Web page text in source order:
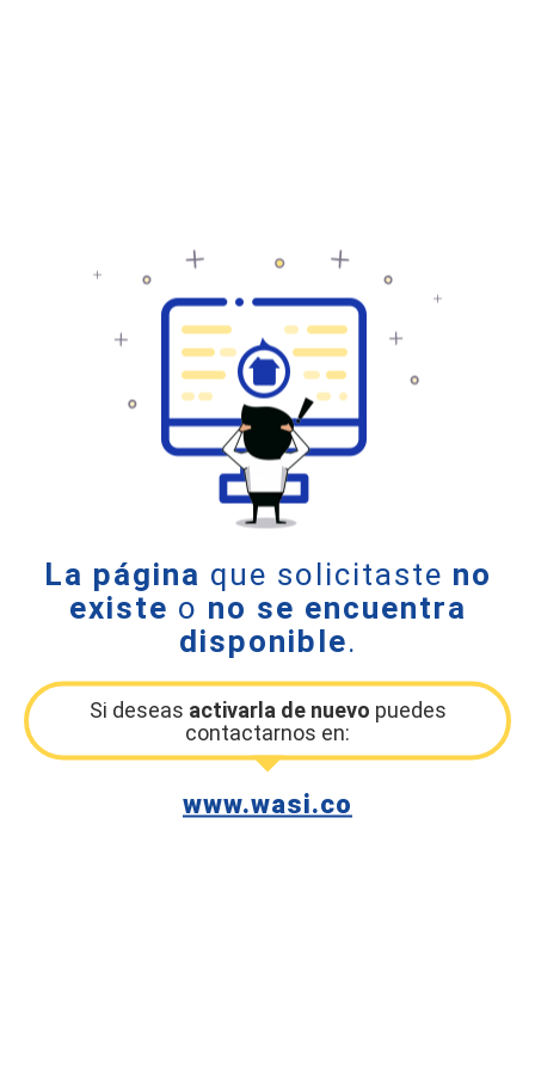
La página que solicitaste no
existe o no se encuentra
disponible.
Si deseas activarla de nuevo puedes
contactarnos en:
www.wasi.co